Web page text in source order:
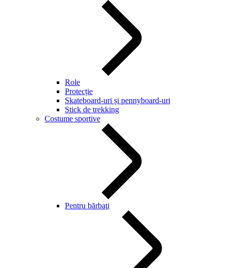
Role
Protecție
Skateboard-uri și pennyboard-uri
Stick de trekking
Costume sportive
Pentru bărbaţi